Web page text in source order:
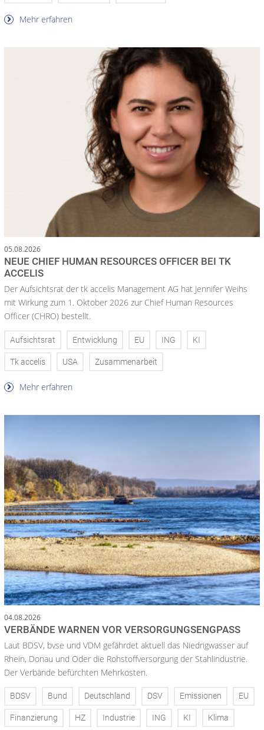
Mehr erfahren
05.08.2026
NEUE CHIEF HUMAN RESOURCES OFFICER BEI TK
ACCELIS
Der Aufsichtsrat der tk accelis Management AG hat Jennifer Weihs
mit Wirkung zum 1. Oktober 2026 zur Chief Human Resources
Officer (CHRO) bestellt.
Aufsichtsrat Entwicklung EU ING KI
Tk accelis USA Zusammenarbeit
Mehr erfahren
04.08.2026
VERBÄNDE WARNEN VOR VERSORGUNGSENGPASS
Laut BDSV, bvse und VDM gefährdet aktuell das Niedrigwasser auf
Rhein, Donau und Oder die Rohstoffversorgung der Stahlindustrie.
Der Verbände befürchten Mehrkosten.
BDSV Bund Deutschland DSV Emissionen EU
Finanzierung HZ Industrie ING KI Klima